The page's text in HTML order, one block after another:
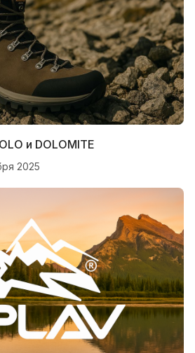
и DOLOMITE
2025